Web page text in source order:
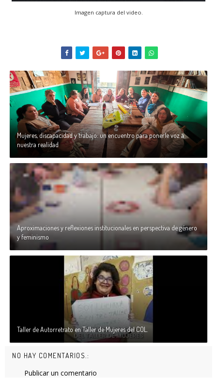
Imagen captura del video.
Mujeres, discapacidad y trabajo: un encuentro para ponerle voz a
nuestra realidad
Aproximaciones y reflexiones institucionales en perspectiva de género
y feminismo
Taller de Autorretrato en Taller de Mujeres del COL.
NO HAY COMENTARIOS.:
Publicar un comentario